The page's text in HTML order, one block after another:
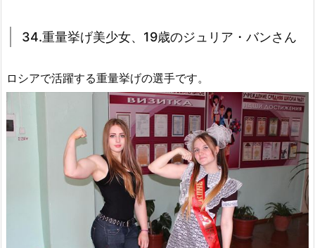
34.重量挙げ美少女、19歳のジュリア・バンさん
ロシアで活躍する重量挙げの選手です。